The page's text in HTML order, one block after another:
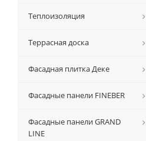
Теплоизоляция
Террасная доска
Фасадная плитка Деке
Фасадные панели FINEBER
Фасадные панели GRAND
LINE